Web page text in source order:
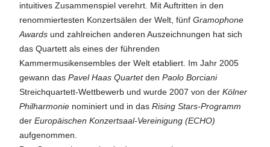
intuitives Zusammenspiel verehrt. Mit Auftritten in den
renommiertesten Konzertsälen der Welt, fünf Gramophone
Awards und zahlreichen anderen Auszeichnungen hat sich
das Quartett als eines der führenden
Kammermusikensembles der Welt etabliert. Im Jahr 2005
gewann das Pavel Haas Quartetden Paolo Borciani
Streichquartett-Wettbewerb und wurde 2007 von der Kölner
Philharmonie nominiert und in das Rising Stars-Programm
der Europäischen Konzertsaal-Vereinigung (ECHO)
aufgenommen.